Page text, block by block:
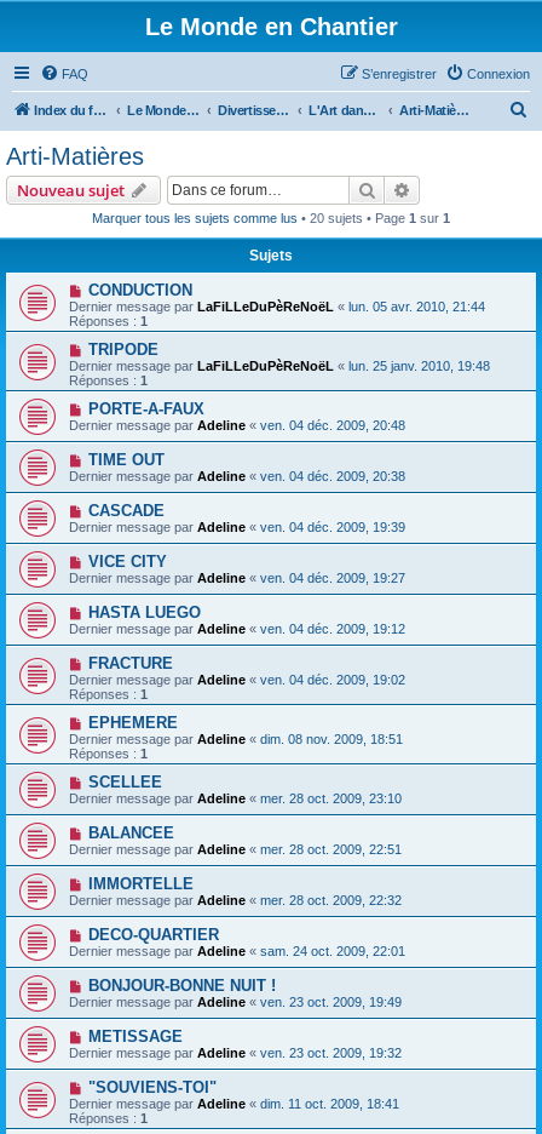
Le Monde en Chantier
FAQ Connexion
S’enregistrer
Index du forum Le Monde en Chantier Divertissement L'Art dans tous ses états Arti-Matières
Arti-Matières
Nouveau sujet Rechercher
Marquer tous les sujets comme lus • 20 sujets • Page 1 sur 1
Sujets
CONDUCTION
Dernier message par LaFiLLeDuPèReNoëL « lun. 05 avr. 2010, 21:44
Réponses : 1
TRIPODE
Dernier message par LaFiLLeDuPèReNoëL « lun. 25 janv. 2010, 19:48
Réponses : 1
PORTE-A-FAUX
Dernier message par Adeline « ven. 04 déc. 2009, 20:48
TIME OUT
Dernier message par Adeline « ven. 04 déc. 2009, 20:38
CASCADE
Dernier message par Adeline « ven. 04 déc. 2009, 19:39
VICE CITY
Dernier message par Adeline « ven. 04 déc. 2009, 19:27
HASTA LUEGO
Dernier message par Adeline « ven. 04 déc. 2009, 19:12
FRACTURE
Dernier message par Adeline « ven. 04 déc. 2009, 19:02
Réponses : 1
EPHEMERE
Dernier message par Adeline « dim. 08 nov. 2009, 18:51
Réponses : 1
SCELLEE
Dernier message par Adeline « mer. 28 oct. 2009, 23:10
BALANCEE
Dernier message par Adeline « mer. 28 oct. 2009, 22:51
IMMORTELLE
Dernier message par Adeline « mer. 28 oct. 2009, 22:32
DECO-QUARTIER
Dernier message par Adeline « sam. 24 oct. 2009, 22:01
BONJOUR-BONNE NUIT !
Dernier message par Adeline « ven. 23 oct. 2009, 19:49
METISSAGE
Dernier message par Adeline « ven. 23 oct. 2009, 19:32
"SOUVIENS-TOI"
Dernier message par Adeline « dim. 11 oct. 2009, 18:41
Réponses : 1